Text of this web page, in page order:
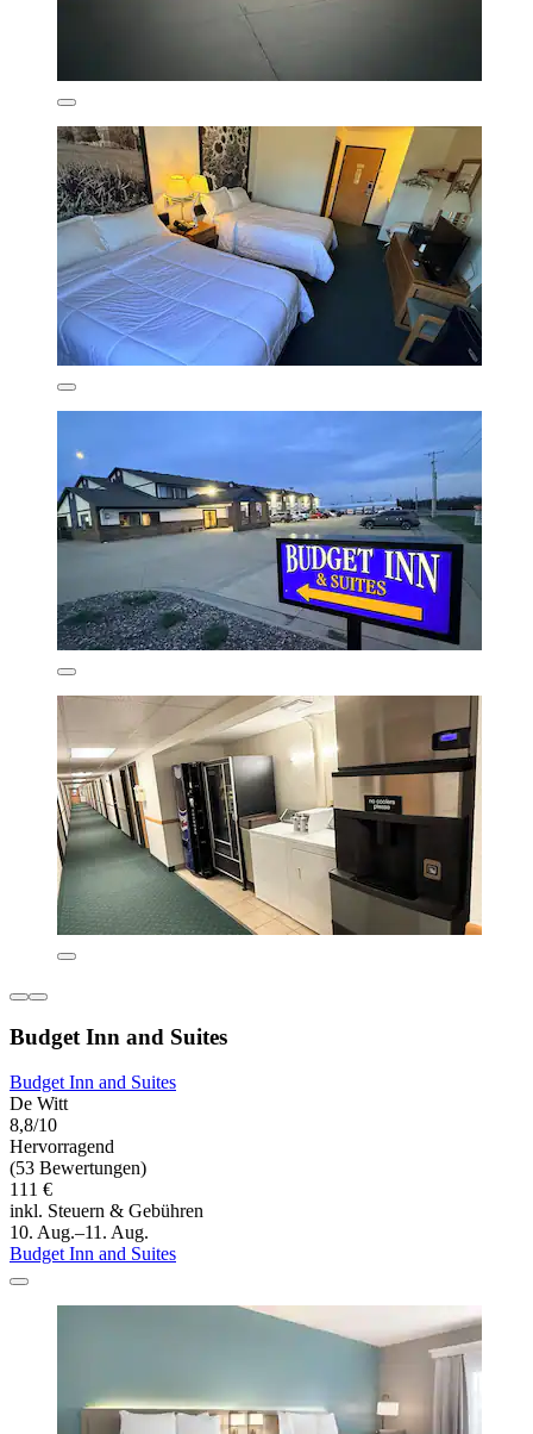
Budget Inn and Suites
Budget Inn and Suites
De Witt
8,8/10
Hervorragend
(53 Bewertungen)
111 €
inkl. Steuern & Gebühren
10. Aug.–11. Aug.
Budget Inn and Suites